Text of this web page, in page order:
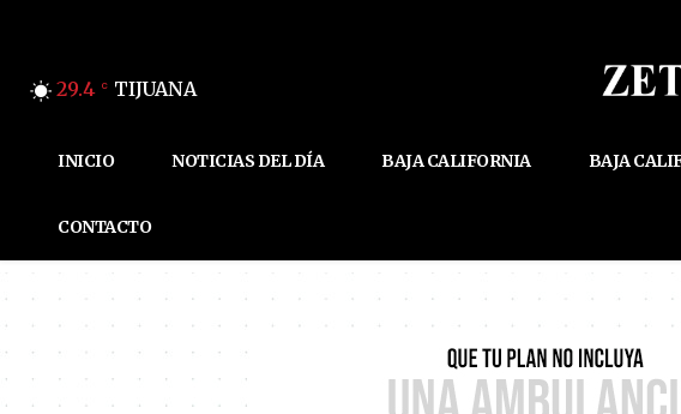
29.4 C TIJUANA
INICIO NOTICIAS DEL DÍA BAJA CALIFORNIA BAJA
CONTACTO